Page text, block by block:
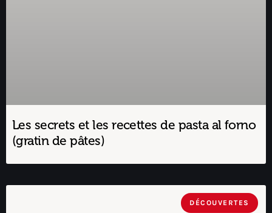
Les secrets et les recettes de pasta al forno
(gratin de pâtes)
DÉCOUVERTES